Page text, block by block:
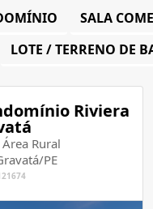
SALA
LOTE / TERRENO DE
Riviera
Rural
PE